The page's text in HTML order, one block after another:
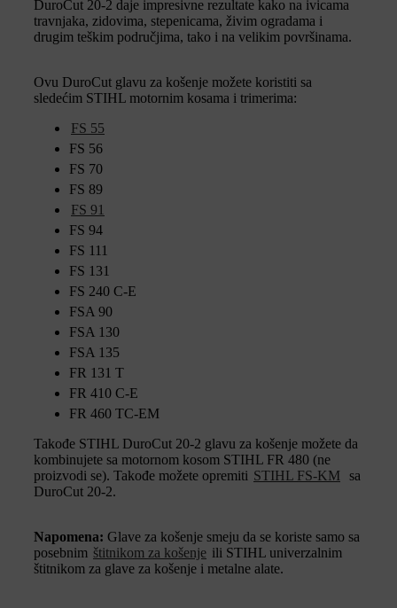
DuroCut 20-2 daje impresivne rezultate kako na ivicama
travnjaka, zidovima, stepenicama, živim ogradama i
drugim teškim područjima, tako i na velikim površinama.
Ovu DuroCut glavu za košenje možete koristiti sa
sledećim STIHL motornim kosama i trimerima:
FS 55
FS 56
FS 70
FS 89
FS 91
FS 94
FS 111
FS 131
FS 240 C-E
FSA 90
FSA 130
FSA 135
FR 131 T
FR 410 C-E
FR 460 TC-EM
Takođe STIHL DuroCut 20-2 glavu za košenje možete da
kombinujete sa motornom kosom STIHL FR 480 (ne
proizvodi se). Takođe možete opremiti STIHL FS-KM sa
DuroCut 20-2.
Napomena: Glave za košenje smeju da se koriste samo sa
posebnim štitnikom za košenje ili STIHL univerzalnim
štitnikom za glave za košenje i metalne alate.